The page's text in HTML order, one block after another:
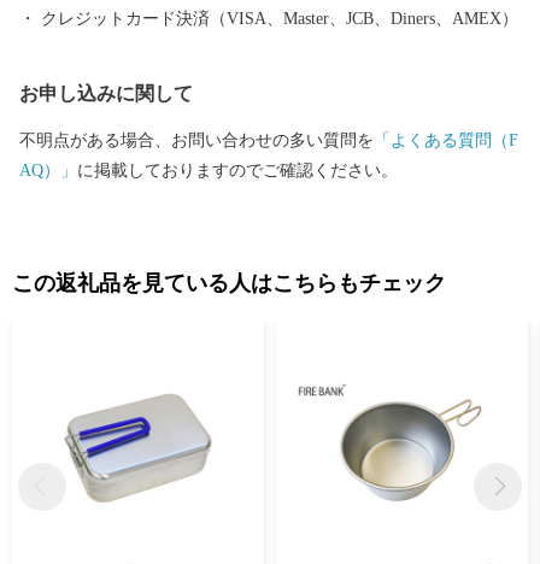
クレジットカード決済（VISA、Master、JCB、Diners、AMEX）
お申し込みに関して
不明点がある場合、お問い合わせの多い質問を 「よくある質問（F
AQ）」 に掲載しておりますのでご確認ください。
この返礼品を見ている人はこちらもチェック